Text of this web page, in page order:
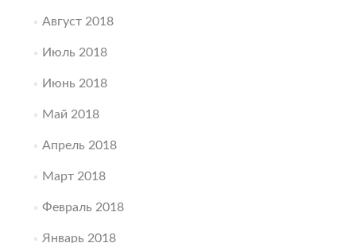
Август 2018
Июль 2018
Июнь 2018
Май 2018
Апрель 2018
Март 2018
Февраль 2018
Январь 2018